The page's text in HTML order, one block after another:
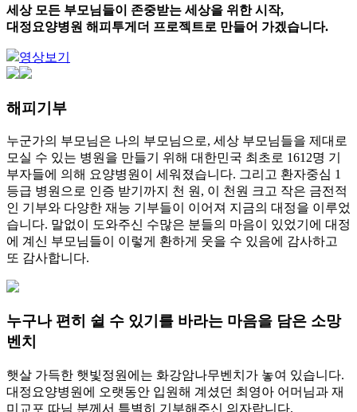
세상 모든 부모님들이 존중받는 세상을 위한 시작,
대정요양병원 해피투게더 프로젝트로 만들어 가겠습니다.
영상보기
해피기부
누군가의 부모님은 나의 부모님으로, 세상 부모님들을 제대로
모실 수 있는 병원을 만들기 위해 대한민국 최초로 1612명 기
부자들에 의해 요양병원이 세워졌습니다. 그리고 환자중심 1
등급 병원으로 인증 받기까지 천 원, 이 천원 크고 작은 금전적
인 기부와 다양한 재능 기부들이 이어져 지금의 대정을 이루었
습니다. 말없이 도와주신 수많은 분들의 마음이 있었기에 대정
에 계신 부모님들이 이렇게 환하게 웃을 수 있음에 감사하고
또 감사합니다.
누구나 편히 쉴 수 있기를 바라는 마음을 담은 소망
벤치
햇살 가득한 햇빛정원에는 화강암나무벤치가 놓여 있습니다.
대정요양병원에 오랫동안 입원해 계셨던 최영아 어머님과 재
미교포 따님 분께서 특별히 기부해주신 의자랍니다.